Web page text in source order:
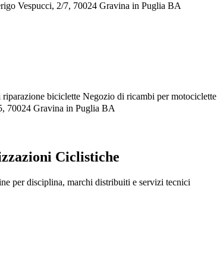
Vespucci, 2/7, 70024 Gravina in Puglia BA
biciclette Negozio di ricambi per motociclette
70024 Gravina in Puglia BA
Ciclistiche
per disciplina, marchi distribuiti e servizi tecnici